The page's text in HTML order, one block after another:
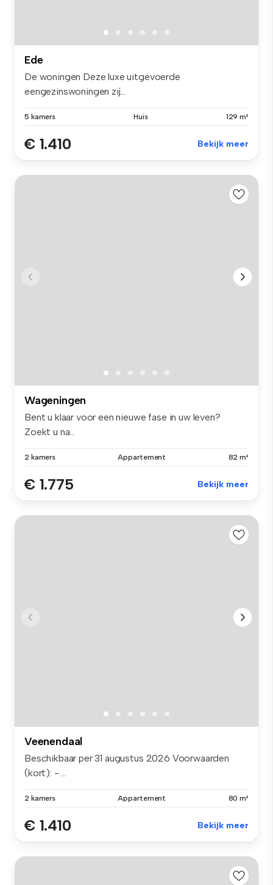
Ede
De woningen Deze luxe uitgevoerde
eengezinswoningen zij...
5 kamers Huis 129 m²
€ 1.410 Bekijk meer
Wageningen
Bent u klaar voor een nieuwe fase in uw leven?
Zoekt u na...
2 kamers Appartement 82 m²
€ 1.775 Bekijk meer
Veenendaal
Beschikbaar per 31 augustus 2026 Voorwaarden
(kort): - ...
2 kamers Appartement 80 m²
€ 1.410 Bekijk meer